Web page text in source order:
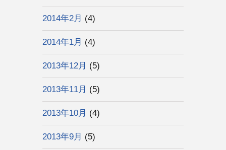
2014年2月 (4)
2014年1月 (4)
2013年12月 (5)
2013年11月 (5)
2013年10月 (4)
2013年9月 (5)